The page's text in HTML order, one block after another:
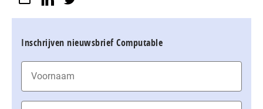
Inschrijven nieuwsbrief Computable